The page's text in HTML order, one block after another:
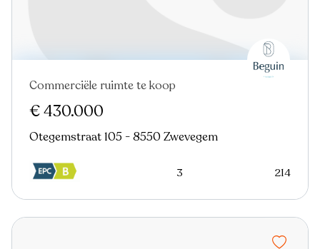
Commerciële ruimte te koop
€ 430.000
Otegemstraat 105 - 8550 Zwevegem
3 214